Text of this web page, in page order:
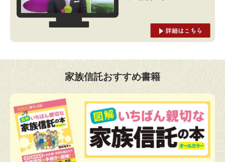
家族信託おすすめ書籍